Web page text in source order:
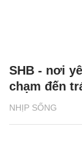
NHỊP SỐNG
SHB - nơi
chạm đến